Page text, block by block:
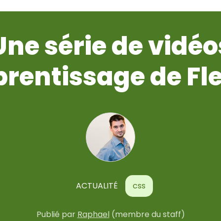
série de
de
ACTUALITÉ css
Publié par Raphael (membre du staff)